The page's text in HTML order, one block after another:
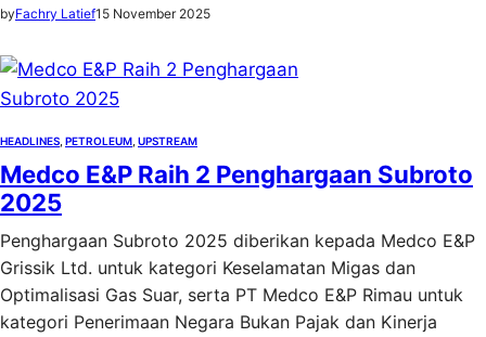
byFachry Latief15 November 2025
HEADLINES PETROLEUM UPSTREAM
Medco E&P Raih 2 Penghargaan Subroto
2025
Penghargaan Subroto 2025 diberikan kepada Medco E&P
Grissik Ltd. untuk kategori Keselamatan Migas dan
Optimalisasi Gas Suar, serta PT Medco E&P Rimau untuk
kategori Penerimaan Negara Bukan Pajak dan Kinerja